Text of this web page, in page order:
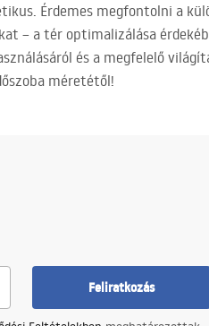
Érdemes megfontolni a
– a tér optimalizálása
és a megfelelő
méretétől!
Feliratkozás